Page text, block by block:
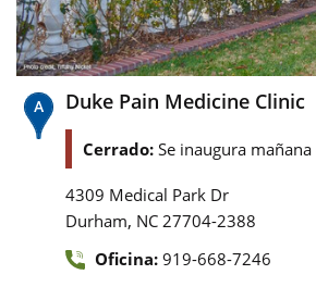
Duke Pain Medicine Clinic
Cerrado: Se inaugura
4309 Medical Park Dr
Durham, NC 27704-2388
Oficina: 919-668-7246